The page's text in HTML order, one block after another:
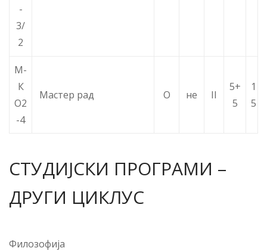
-
3/
2
М-
К
О2
-4
Мастер рад О не II
5+
5
1
5
СТУДИЈСКИ ПРОГРАМИ –
ДРУГИ ЦИКЛУС
Филозофија